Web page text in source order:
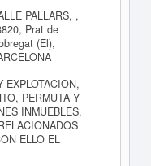
PALLARS, ,
Prat de
(El),
PERMUTA Y
INMUEBLES,
ELLO EL